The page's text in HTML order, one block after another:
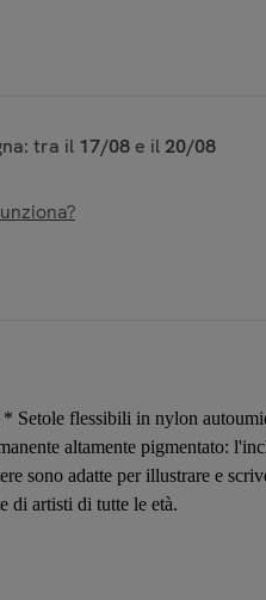
tra il 17/08 e il 20/08
Setole flessibili in nylon
altamente pigmentato:
sono adatte per illustrare e
di artisti di tutte le età.